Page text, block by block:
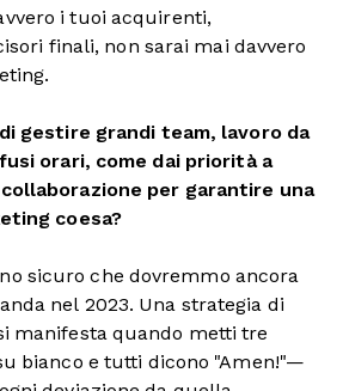
i tuoi acquirenti,
finali, non sarai mai davvero
gestire grandi team, lavoro da
orari, come dai priorità a
per garantire una
coesa?
sicuro che dovremmo ancora
nel 2023. Una strategia di
manifesta quando metti tre
bianco e tutti dicono "Amen!"—